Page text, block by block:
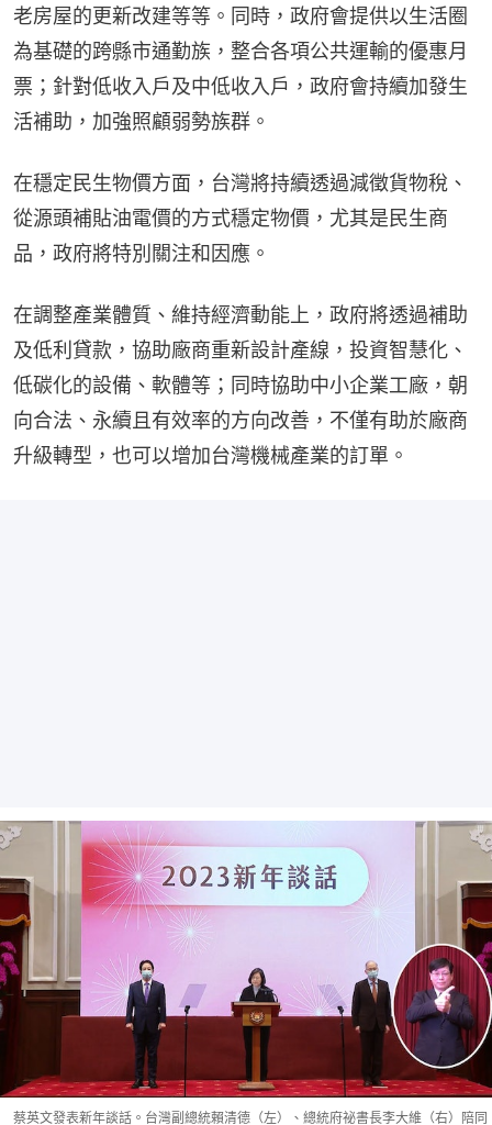
老房屋的更新改建等等。同時，政府會提供以生活圈
為基礎的跨縣市通勤族，整合各項公共運輸的優惠月
票；針對低收入戶及中低收入戶，政府會持續加發生
活補助，加強照顧弱勢族群。
在穩定民生物價方面，台灣將持續透過減徵貨物稅、
從源頭補貼油電價的方式穩定物價，尤其是民生商
品，政府將特別關注和因應。
在調整產業體質、維持經濟動能上，政府將透過補助
及低利貸款，協助廠商重新設計產線，投資智慧化、
低碳化的設備、軟體等；同時協助中小企業工廠，朝
向合法、永續且有效率的方向改善，不僅有助於廠商
升級轉型，也可以增加台灣機械產業的訂單。
蔡英文發表新年談話。台灣副總統賴清德（左）、總統府祕書長李大維（右）陪同